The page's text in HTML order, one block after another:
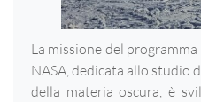
La missione del
NASA, dedicata allo studio
della materia oscura, è